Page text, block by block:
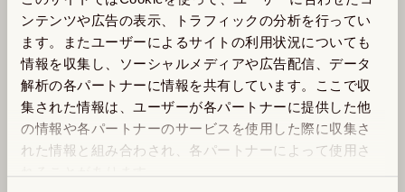
ンテンツや広告の表示、トラフィックの分析を行ってい
ます。またユーザーによるサイトの利用状況についても
情報を収集し、ソーシャルメディアや広告配信、データ
解析の各パートナーに情報を共有しています。ここで収
集された情報は、ユーザーが各パートナーに提供した他
の情報や各パートナーのサービスを使用した際に収集さ
れた情報と組み合わされ、各パートナーによって使用さ
【商品詳細】
サイズ：16㎝×21㎝
材質：木、糸
生産地：茨城県ひたちなか市
作者：星 佳佑さん（やまとあい利用者）
【ご購入前のご注意】
※すべて一点物のため、再販はございません。
※手作業による制作のため、写真と若干の差異がございま